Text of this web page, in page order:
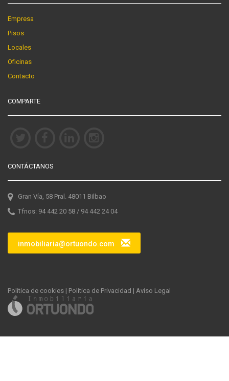
Empresa
Pisos
Locales
Oficinas
Contacto
COMPARTE
CONTÁCTANOS
Gran Vía, 58 Pral. 48011 Bilbao
Tfnos: 94 442 20 58 / 94 442 24 04
inmobiliaria@ortuondo.com
Política de cookies | Política de Privacidad | Aviso Legal